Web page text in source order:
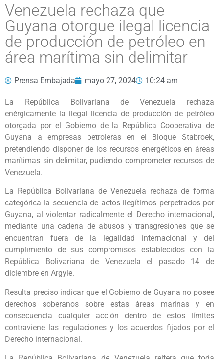
Venezuela rechaza que
Guyana otorgue ilegal licencia
de producción de petróleo en
área marítima sin delimitar
Prensa Embajada mayo 27, 2024 10:24 am
La República Bolivariana de Venezuela rechaza
enérgicamente la ilegal licencia de producción de petróleo
otorgada por el Gobierno de la República Cooperativa de
Guyana a empresas petroleras en el Bloque Stabroek,
pretendiendo disponer de los recursos energéticos en áreas
marítimas sin delimitar, pudiendo comprometer recursos de
Venezuela.
La República Bolivariana de Venezuela rechaza de forma
categórica la secuencia de actos ilegítimos perpetrados por
Guyana, al violentar radicalmente el Derecho internacional,
mediante una cadena de abusos y transgresiones que se
encuentran fuera de la legalidad internacional y del
cumplimiento de sus compromisos establecidos con la
República Bolivariana de Venezuela el pasado 14 de
diciembre en Argyle.
Resulta preciso indicar que el Gobierno de Guyana no posee
derechos soberanos sobre estas áreas marinas y en
consecuencia cualquier acción dentro de estos límites
contraviene las regulaciones y los acuerdos fijados por el
Derecho internacional.